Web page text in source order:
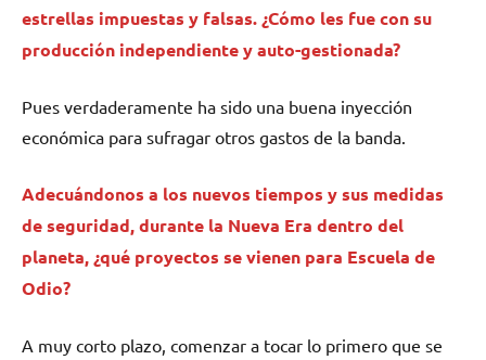
estrellas impuestas y falsas. ¿Cómo les fue con su
producción independiente y auto-gestionada?
Pues verdaderamente ha sido una buena inyección
económica para sufragar otros gastos de la banda.
Adecuándonos a los nuevos tiempos y sus medidas
de seguridad, durante la Nueva Era dentro del
planeta, ¿qué proyectos se vienen para Escuela de
Odio?
A muy corto plazo, comenzar a tocar lo primero que se